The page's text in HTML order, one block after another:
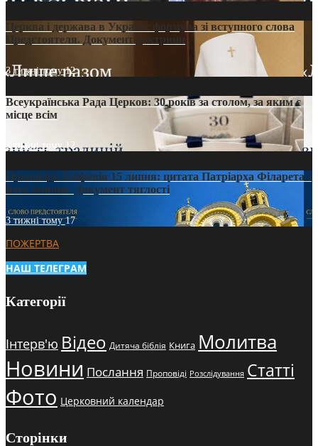
Церква і держава в Україні: формула зі вступного слова
Предстоятеля. Документ доктрини
3 тижні тому12
Всеукраїнська Рада Церков: 30 років за столом, за яким є
місце всім
3 тижні тому12
Проповідь Епіфанія 15 липня: цитата Патріарха Філарета з
його амвона. Документ тяглості
3 тижні тому17
ПОЖЕРТВА
НАШ ТЕЛЕГРАМ
Категорії
Інтерв'ю Відео Дитяча біблія Книга Молитва
Новини Послання Проповіді Розслідування Статті
Фото Церковний календар
Сторінки